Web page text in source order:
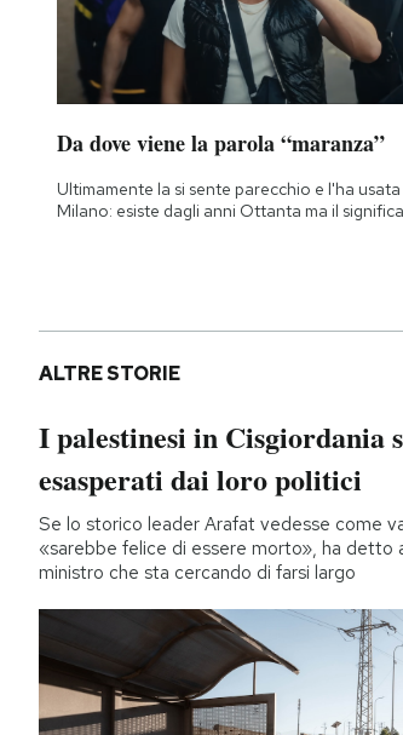
Da dove viene la parola “maranza”
Ultimamente la si sente parecchio e l'ha
Milano: esiste dagli anni Ottanta ma il
ALTRE STORIE
I palestinesi in Cisgiordania
esasperati dai loro politici
Se lo storico leader Arafat vedesse come
«sarebbe felice di essere morto», ha detto
ministro che sta cercando di farsi largo